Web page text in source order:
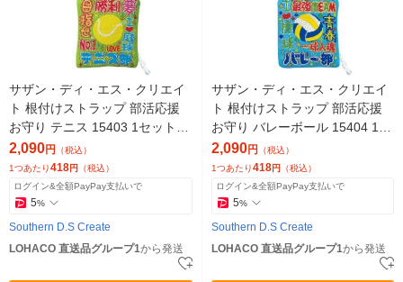
サザン・ディ・エス・クリエイ
ト 根付けストラップ 部活応援
お守り テニス 15403 1セット(5
個)（直送品）
2,090円
（税込）
1つあたり418円 （税込）
ログイン&全額PayPay支払いで
5%
Southern D.S Create
LOHACO 直送品グループ1から発送
サザン・ディ・エス・クリエイ
ト 根付けストラップ 部活応援
お守り バレーボール 15404 1セ
ット(5個)（直送品）
2,090円
（税込）
1つあたり418円 （税込）
ログイン&全額PayPay支払いで
5%
Southern D.S Create
LOHACO 直送品グループ1から発送